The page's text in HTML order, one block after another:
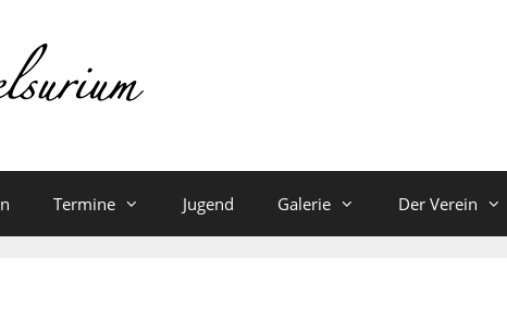
Termine Jugend Galerie Der Verein